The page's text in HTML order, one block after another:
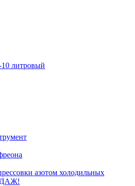
10 литровый
азотом холодильных